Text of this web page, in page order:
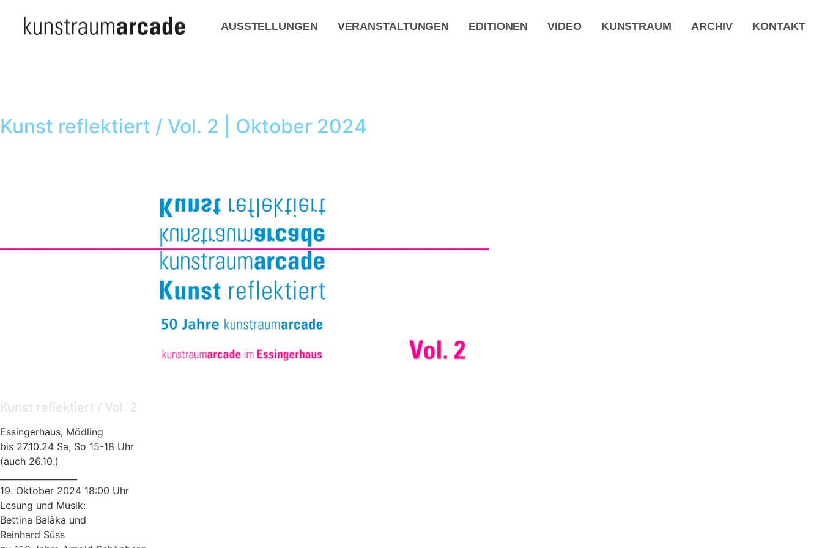
AUSSTELLUNGEN VERANSTALTUNGEN EDITIONEN VIDEO KUNSTRAUM ARCHIV KONTAKT
Kunst reflektiert / Vol. 2 | Oktober 2024
Kunst reflektiert / Vol. 2
Essingerhaus, Mödling
bis 27.10.24 Sa, So 15-18 Uhr
(auch 26.10.)
19. Oktober 2024 18:00 Uhr
Lesung und Musik:
Bettina Balàka und
Reinhard Süss